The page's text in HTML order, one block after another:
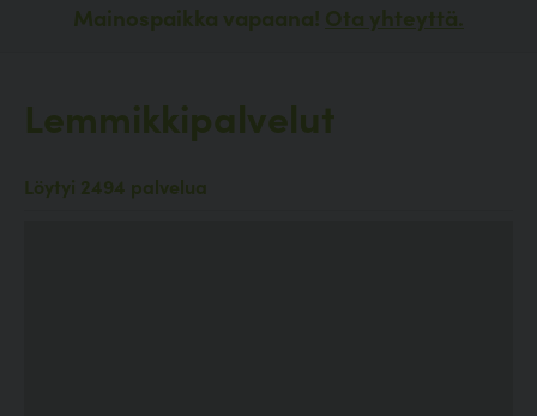
Mainospaikka vapaana! Ota yhteyttä.
Lemmikkipalvelut
Löytyi 2494 palvelua